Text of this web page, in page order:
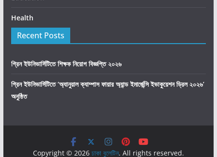
Health
Recent Posts
গ্রিন ইউনিভার্সিটিতে শিক্ষক নিয়োগ বিজ্ঞপ্তি ২০২৬
গ্রিন ইউনিভার্সিটিতে ‘অ্যানুয়াল ক্যাম্পাস ফায়ার অ্যান্ড ইমার্জেন্সি ইভাকুয়েশন ড্রিল ২০২৬’
অনুষ্ঠিত
Copyright © 2026 ঢাকা বুলেটিন. All rights reserved.